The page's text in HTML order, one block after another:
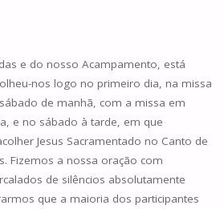
e do nosso Acampamento, está
nos logo no primeiro dia, na missa
de manhã, com a missa em
e no sábado à tarde, em que
Jesus Sacramentado no Canto de
Fizemos a nossa oração com
de silêncios absolutamente
que a maioria dos participantes